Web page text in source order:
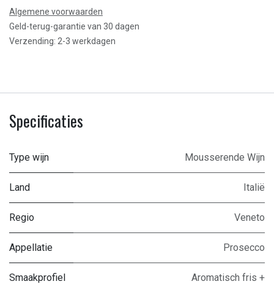
Algemene voorwaarden
Geld-terug-garantie van 30 dagen
Verzending: 2-3 werkdagen
Specificaties
Type wijn Mousserende Wijn
Land Italië
Regio Veneto
Appellatie Prosecco
Smaakprofiel Aromatisch fris +